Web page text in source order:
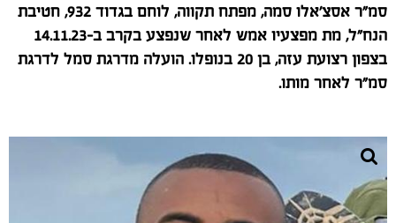
סמ"ר אסצ'אלו סמה, מפתח תקווה, לוחם בגדוד 932, חטיבת
הנח"ל, מת מפצעיו אמש לאחר שנפצע בקרב ב-14.11.23
בצפון רצועת עזה, בן 20 בנופלו. הועלה מדרגת סמל לדרגת
סמ"ר לאחר מותו.